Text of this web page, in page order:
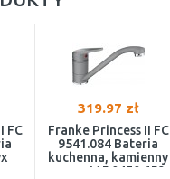
FC
319.97 zł
Franke Princess II FC
9541.084 Bateria
kuchenna, kamienny
szary 115.0470.659